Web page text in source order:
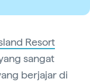
Resort
sangat
berjajar di